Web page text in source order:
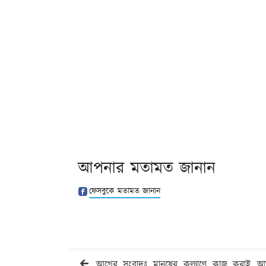
আপনার মতামত জানান
ফেসবুকে মতামত জানান